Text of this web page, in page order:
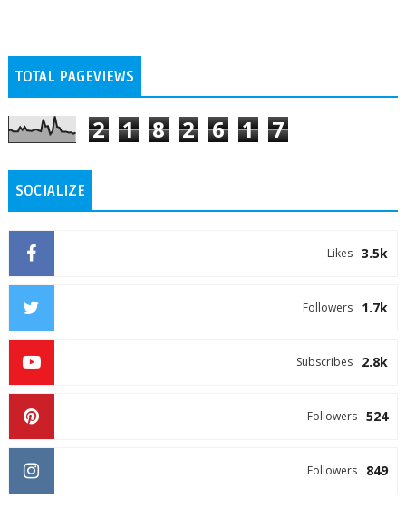
TOTAL PAGEVIEWS
2 1 8 2 6 1 7
SOCIALIZE
3.5k
Likes
1.7k
Followers
2.8k
Subscribes
524
Followers
849
Followers